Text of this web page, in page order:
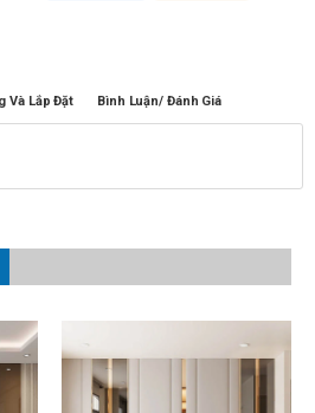
Và Lắp Đặt Bình Luận/ Đánh Giá